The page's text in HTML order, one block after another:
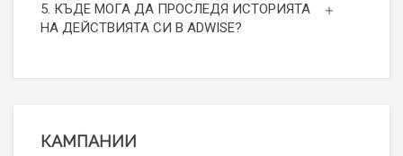
5. КЪДЕ МОГА ДА ПРОСЛЕДЯ ИСТОРИЯТА
НА ДЕЙСТВИЯТА СИ В ADWISE?
КАМПАНИИ